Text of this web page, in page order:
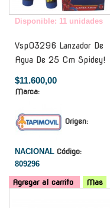
Disponible: 11 unidades
Vsp03296 Lanzador De
Agua De 25 Cm Spidey!
$11.600,00
Marca:
Origen:
NACIONAL Código:
809296
Agregar al carrito Mas